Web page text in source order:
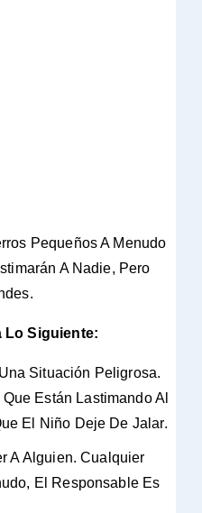
Pequeños A Menudo
A Nadie, Pero
Lo Siguiente:
Situación Peligrosa.
Están Lastimando Al
El Niño Deje De Jalar.
A Alguien. Cualquier
El Responsable Es